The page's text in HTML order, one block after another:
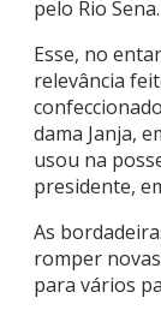
pelo Rio Sena.
Esse, no
relevância
dama Janja,
usou na
presidente,
As
romper
para vários